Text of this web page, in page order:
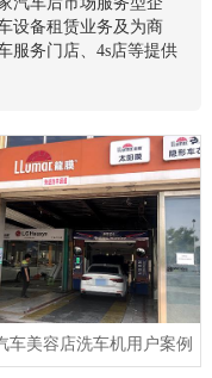
设备租赁业务及为商
服务门店、4s店等提供
车美容店洗车机用户案例